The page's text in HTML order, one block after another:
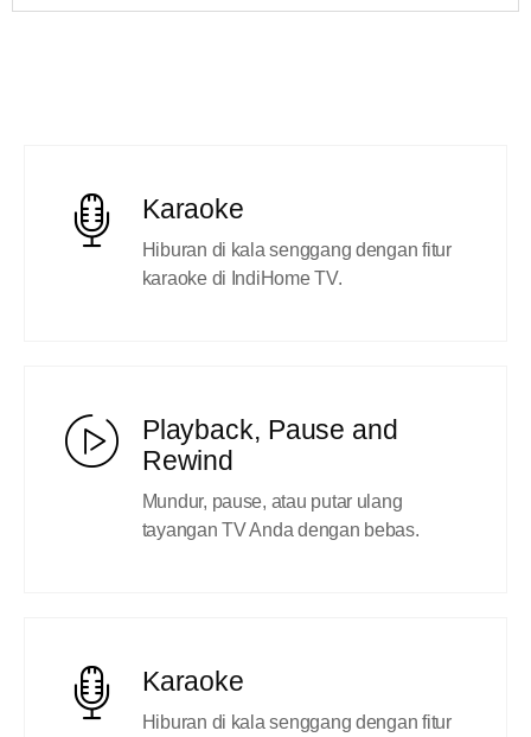
Karaoke
Hiburan di kala senggang dengan fitur
karaoke di IndiHome TV.
Playback, Pause and
Rewind
Mundur, pause, atau putar ulang
tayangan TV Anda dengan bebas.
Karaoke
Hiburan di kala senggang dengan fitur